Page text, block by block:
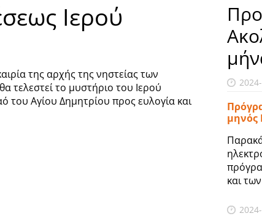
Ιερού
της αρχής της νηστείας των
τελεστεί το μυστήριο του Ιερού
του Αγίου Δημητρίου προς ευλογία και
μηνός
και